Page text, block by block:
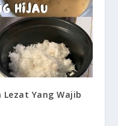
Yang Wajib